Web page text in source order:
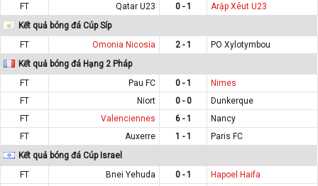
FT
Qatar U23 0 - 1
Arập Xêut U23
Kết quả bóng đá Cúp Síp
FT
Omonia Nicosia 2 - 1
PO Xylotymbou
Kết quả bóng đá Hạng 2 Pháp
FT
Pau FC 0 - 1
Nimes
FT
Niort 0 - 0
Dunkerque
FT
Valenciennes 6 - 1
Nancy
FT
Auxerre 1 - 1
Paris FC
Kết quả bóng đá Cúp Israel
FT
Bnei Yehuda 0 - 1
Hapoel Haifa